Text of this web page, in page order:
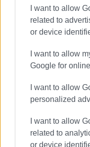
I want to allow
related to
or device
I want to allow
Google for
I want to allow
personalized
I want to allow
related to
or device
Πτυχιούχος
Πειραιά.
«Αθλητική
αρχές του ΄92 και
Βήμα». Από το
«Κερκυραϊκά
χρόνια στο «ΦΩΣ
εργάζεται στην